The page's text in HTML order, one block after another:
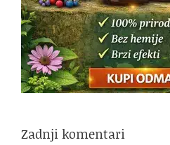
Zadnji komentari